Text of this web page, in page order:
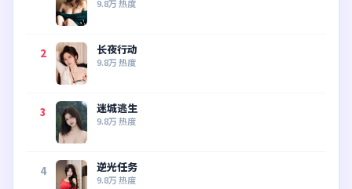
9.8万热度
2 长夜行动
9.8万热度
3 迷城逃生
9.8万热度
4 逆光任务
9.8万热度